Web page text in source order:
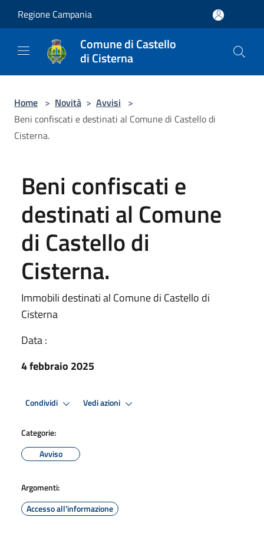
Regione Campania
Comune di Castello
di Cisterna
Home > Novità > Avvisi >
Beni confiscati e destinati al Comune di Castello di
Cisterna.
Beni confiscati e
destinati al Comune
di Castello di
Cisterna.
Immobili destinati al Comune di Castello di
Cisterna
Data :
4 febbraio 2025
Condividi Vedi azioni
Categorie:
Avviso
Argomenti:
Accesso all'informazione